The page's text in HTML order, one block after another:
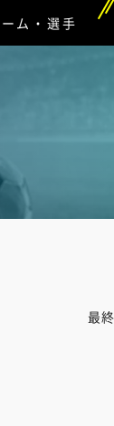
ム・選手
最